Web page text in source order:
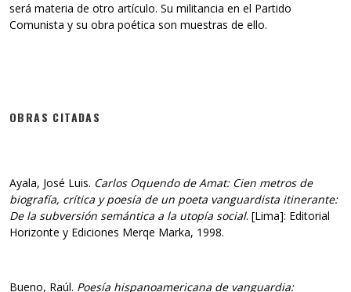
será materia de otro artículo. Su militancia en el Partido
Comunista y su obra poética son muestras de ello.
OBRAS CITADAS
Ayala, José Luis. Carlos Oquendo de Amat: Cien metros de
biografía, crítica y poesía de un poeta vanguardista itinerante:
De la subversión semántica a la utopía social. [Lima]: Editorial
Horizonte y Ediciones Merqe Marka, 1998.
Bueno, Raúl. Poesía hispanoamericana de vanguardia: